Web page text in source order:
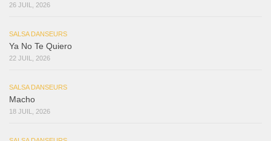
26 JUIL, 2026
SALSA DANSEURS
Ya No Te Quiero
22 JUIL, 2026
SALSA DANSEURS
Macho
18 JUIL, 2026